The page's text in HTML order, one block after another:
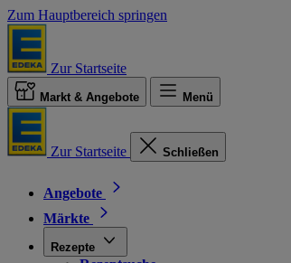
Zum Hauptbereich springen
Zur Startseite
Markt & Angebote Menü
Zur Startseite Schließen
Angebote
Märkte
Rezepte